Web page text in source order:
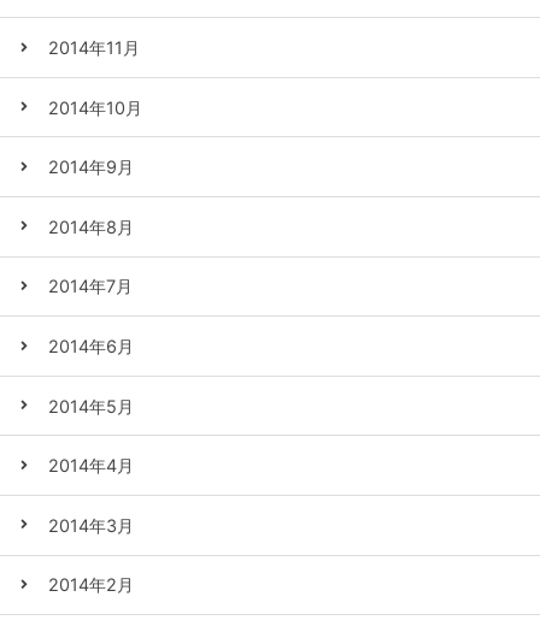
2014年11月
2014年10月
2014年9月
2014年8月
2014年7月
2014年6月
2014年5月
2014年4月
2014年3月
2014年2月